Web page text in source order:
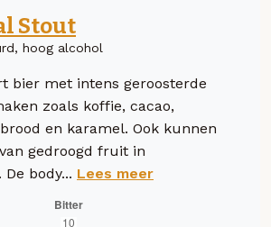
Stout
hoog alcohol
bier met intens geroosterde
zoals koffie, cacao,
en karamel. Ook kunnen
gedroogd fruit in
body... Lees meer